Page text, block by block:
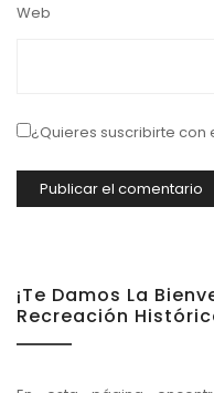
Web
¿Quieres suscribirte
¡Te Damos La
Recreación